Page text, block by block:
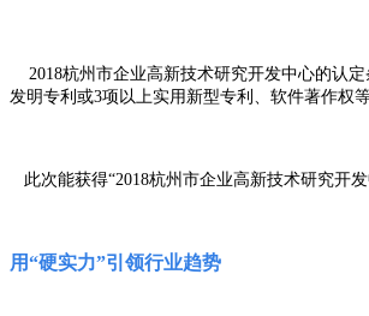
2018杭州市企业高新技术研究开发中心的认
发明专利或3项以上实用新型专利、软件著作权
此次能获得“2018杭州市企业高新技术研究开
用“硬实力”引领行业趋势